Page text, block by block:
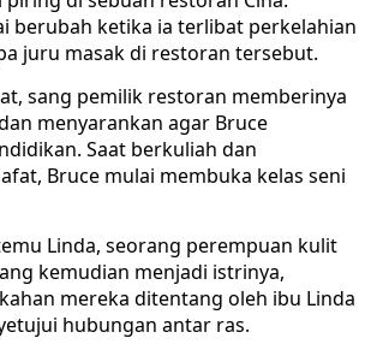
berubah ketika ia terlibat perkelahian
juru masak di restoran tersebut.
sang pemilik restoran memberinya
menyarankan agar Bruce
Saat berkuliah dan
Bruce mulai membuka kelas seni
Linda, seorang perempuan kulit
kemudian menjadi istrinya,
mereka ditentang oleh ibu Linda
hubungan antar ras.